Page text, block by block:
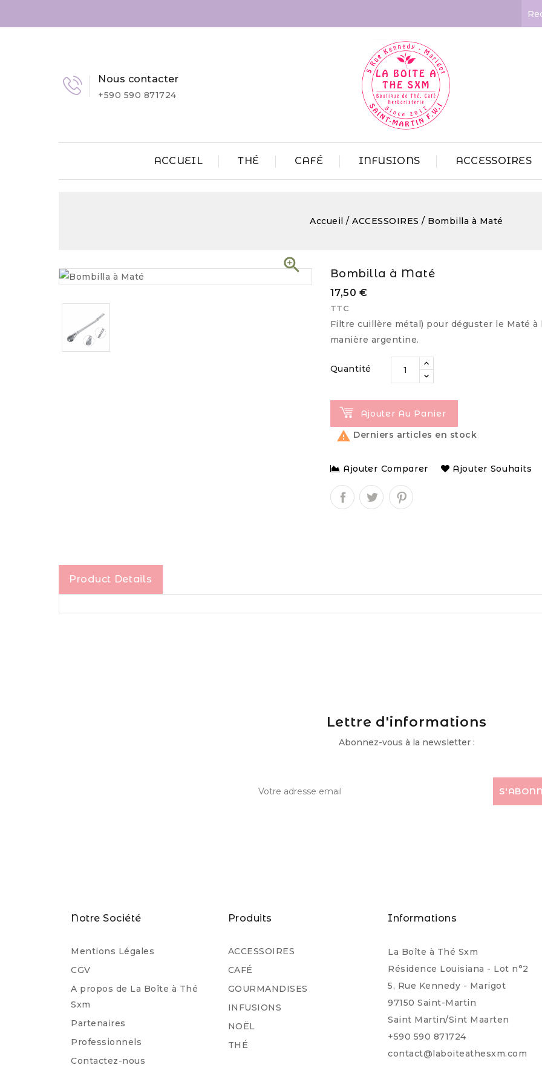
Nous contacter
+590 590 871724
ACCUEIL THÉ CAFÉ INFUSIONS ACCESSOIRES
Accueil ACCESSOIRES Bombilla à Maté
 Bombilla à Maté
17,50 €
TTC
Filtre cuillère métal) pour déguster le Maté à
manière argentine.
Quantité
Ajouter Au Panier
 Derniers articles en stock
Ajouter Comparer Ajouter Souhaits
Product Details
Lettre d'informations
Abonnez-vous à la newsletter :
Notre Société
Mentions Légales
CGV
A propos de La Boîte à Thé
Sxm
Partenaires
Professionnels
Contactez-nous
Produits
ACCESSOIRES
CAFÉ
GOURMANDISES
INFUSIONS
NOËL
THÉ
Informations
La Boîte à Thé Sxm
Résidence Louisiana - Lot n°2
5, Rue Kennedy - Marigot
97150 Saint-Martin
Saint Martin/Sint Maarten
+590 590 871724
contact@laboiteathesxm.com